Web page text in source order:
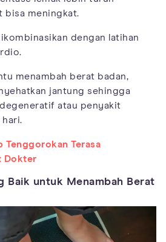
bisa meningkat.
dengan latihan
menambah berat badan,
jantung sehingga
atau penyakit
Tenggorokan Terasa
Dokter
Baik untuk Menambah Berat